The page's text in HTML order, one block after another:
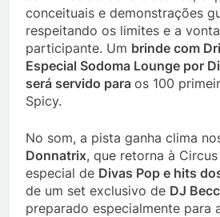
conceituais e demonstrações
respeitando os limites e a
participante. Um brinde com
Especial Sodoma Lounge por
será servido para os 100
Spicy.
No som, a pista ganha clima
Donnatrix, que retorna à
especial de Divas Pop e hits
de um set exclusivo de DJ
preparado especialmente para